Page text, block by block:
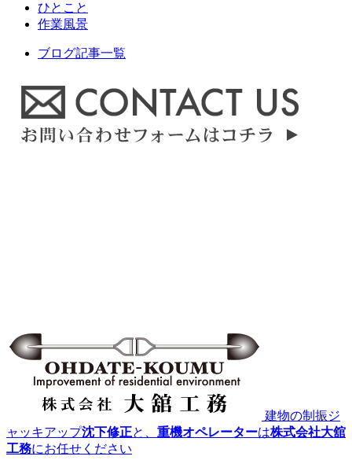
ひとこと
作業風景
ブログ記事一覧
建物の制振ジ
ャッキアップ沈下修正と、 重機オペレーターは株式会社大舘
工務にお任せください